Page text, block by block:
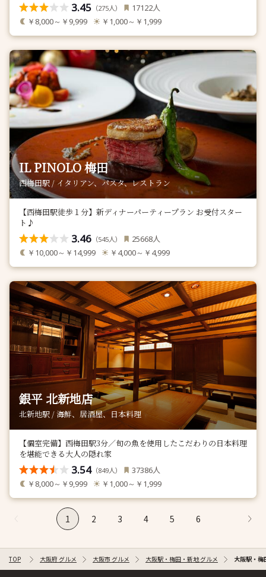
3.45 （275人） 17122人
￥8,000～￥9,999 ￥1,000～￥1,999
IL PINOLO 梅田
西梅田駅 / イタリアン、パスタ、レストラン
【西梅田駅徒歩１分】新ディナーパーティープラン お受付スター
ト♪
3.46 （545人） 25668人
￥10,000～￥14,999 ￥4,000～￥4,999
銀平 北新地店
北新地駅 / 海鮮、居酒屋、日本料理
【個室完備】西梅田駅3分／旬の魚を使用したこだわりの日本料理
を堪能できる大人の隠れ家
3.54（849人） 37386人
￥8,000～￥9,999 ￥1,000～￥1,999
1 2 3 4 5 6
TOP 大阪府 グルメ 大阪市 グルメ 大阪駅・梅田・新地 グルメ 大阪駅・